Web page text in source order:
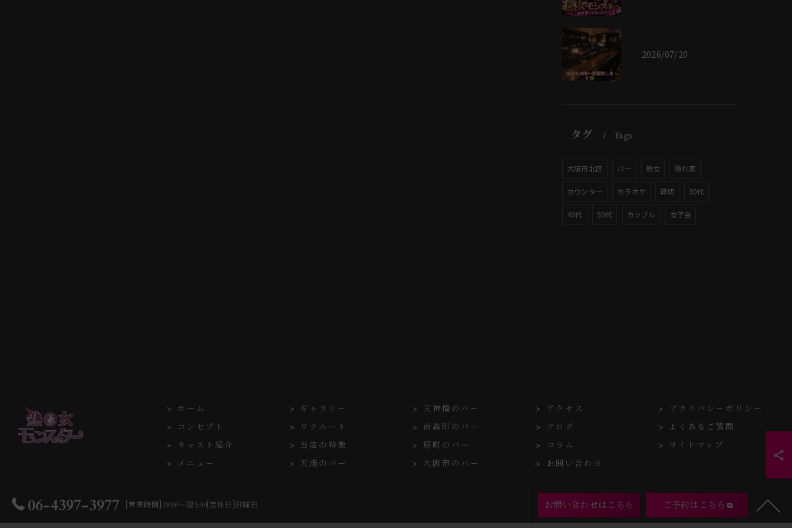
2026/07/20
タグ Tags
大阪市北区 バー 熟女 隠れ家
カウンター カラオケ 貸切 30代
40代 50代 カップル 女子会
06-4397-3977 [営業時間]19:00～翌3:00[定休日]日曜日 お問い合わせはこちら ご予約はこちら
ホーム
コンセプト
キャスト紹介
メニュー
ギャラリー
リクルート
当店の特徴
天満のバー
天神橋のバー
南森町のバー
扇町のバー
大阪市のバー
アクセス
ブログ
コラム
お問い合わせ
プライバシーポリシー
よくあるご質問
サイトマップ